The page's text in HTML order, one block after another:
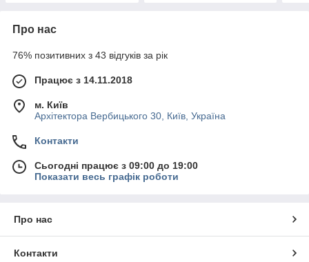
Про нас
76% позитивних з 43 відгуків за рік
Працює з 14.11.2018
м. Київ
Архітектора Вербицького 30, Київ, Україна
Контакти
Сьогодні працює з 09:00 до 19:00
Показати весь графік роботи
Про нас
Контакти